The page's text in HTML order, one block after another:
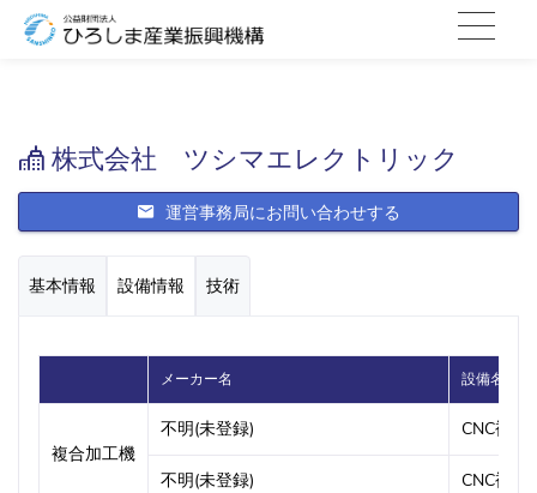
株式会社 ツシマエレクトリック
運営事務局にお問い合わせする
基本情報 設備情報 技術
メーカー名 設備名
複合加工機
不明(未登録) CNC複合
不明(未登録) CNC複合